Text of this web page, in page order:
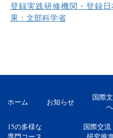
登録実践研修機関・登録
果：文部科学省
ホーム お知らせ
国際
15の多様な
国際交流